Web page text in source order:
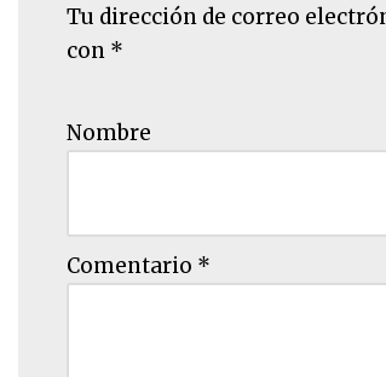
Tu dirección de correo
con *
Nombre
Comentario *